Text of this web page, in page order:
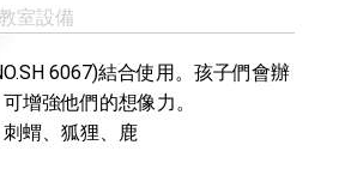
教室設備
6067)結合使用。孩子們會辦
增強他們的想像力。
蝟、狐狸、鹿